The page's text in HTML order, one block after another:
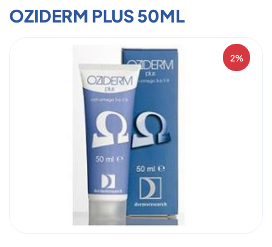
OZIDERM PLUS 50ML
2%